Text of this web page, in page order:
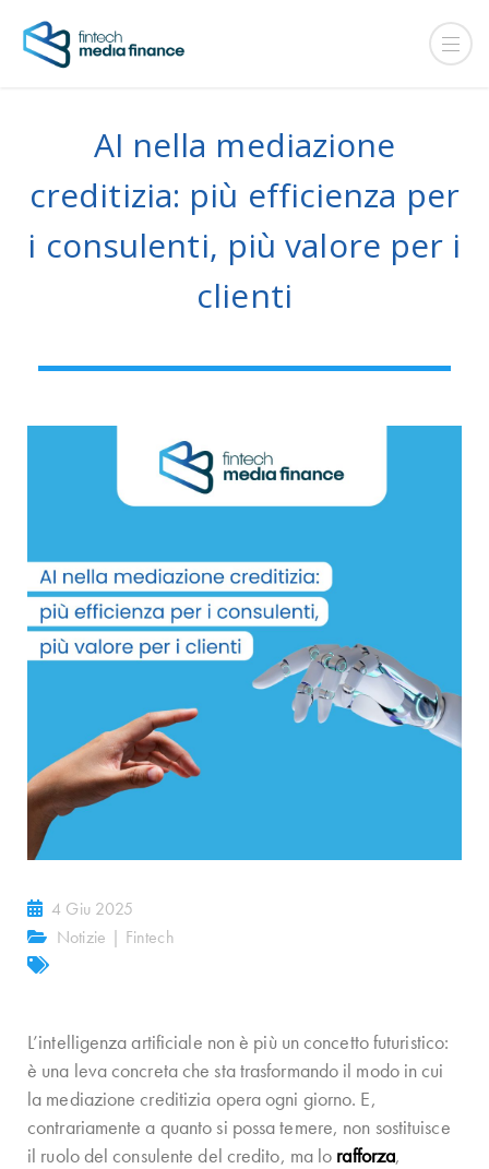
AI nella mediazione
creditizia: più efficienza per
i consulenti, più valore per i
clienti
4 Giu 2025
Notizie | Fintech
L’intelligenza artificiale non è più un concetto futuristico:
è una leva concreta che sta trasformando il modo in cui
la mediazione creditizia opera ogni giorno. E,
contrariamente a quanto si possa temere, non sostituisce
il ruolo del consulente del credito, ma lo rafforza,